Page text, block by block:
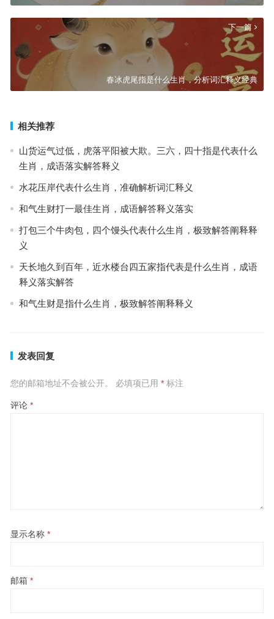
下一篇
春冰虎尾指是什么生肖，分析词汇释义经典
相关推荐
山货运气过低，虎落平阳被大欺。三六，四十指是代表什么
生肖，成语落实解答释义
水花压岸代表什么生肖，准确解析词汇释义
和气生财打一最佳生肖，成语解答释义落实
打包三个牛肉包，四个馒头代表什么生肖，极致解答阐释释
义
天长地久到百年，近水楼台四五家指代表是什么生肖，成语
释义落实解答
和气生财是指什么生肖，极致解答阐释释义
发表回复
您的邮箱地址不会被公开。 必填项已用 *标注
评论 *
显示名称 *
邮箱 *